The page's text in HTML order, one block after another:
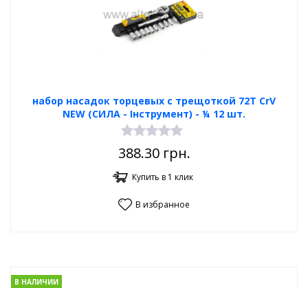
набор насадок торцевых с трещоткой 72Т CrV
NEW (СИЛА - Інструмент) - ¼ 12 шт.
388.30грн.
Купить в 1 клик
В избранное
В НАЛИЧИИ